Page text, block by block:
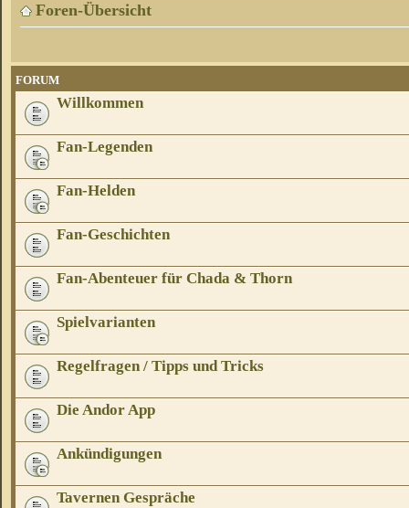
Foren-Übersicht
FORUM
Willkommen
Fan-Legenden
Fan-Helden
Fan-Geschichten
Fan-Abenteuer für Chada & Thorn
Spielvarianten
Regelfragen / Tipps und Tricks
Die Andor App
Ankündigungen
Tavernen Gespräche